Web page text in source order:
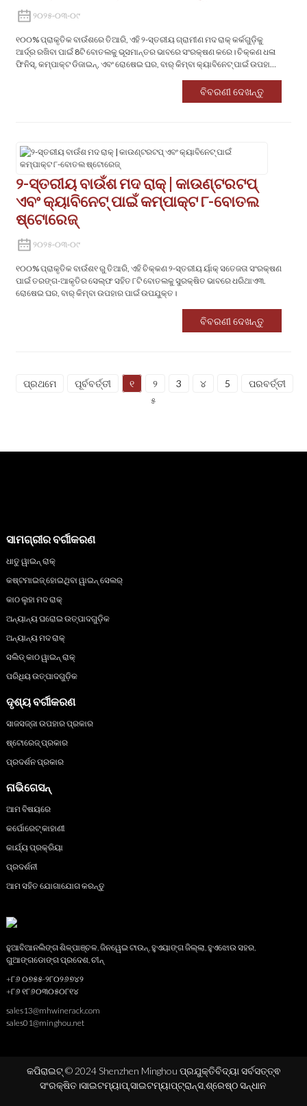
୨୦୨୫-୦୩-୦୯
୧୦୦% ପ୍ରାକୃତିକ ବାଉଁଶରେ ତିଆରି, ଏହି ୨-ସ୍ତରୀୟ ଗ୍ରାମୀଣ ମଦ ରାକ୍ କର୍କଗୁଡ଼ିକୁ
ଆର୍ଦ୍ର ରଖିବା ପାଇଁ 8ଟି ବୋତଲକୁ ଭୂସମାନ୍ତର ଭାବରେ ସଂରକ୍ଷଣ କରେ। ଚିକ୍କଣ ଧଳା
ଫିନିସ୍, କମ୍ପାକ୍ଟ ଡିଜାଇନ୍, ଏବଂ ରୋଷେଇ ଘର, ବାର୍ କିମ୍ବା କ୍ୟାବିନେଟ୍ ପାଇଁ ଉପହାର-
ବିବରଣୀ ଦେଖନ୍ତୁ
୨-ସ୍ତରୀୟ ବାଉଁଶ ମଦ ରାକ୍ | କାଉଣ୍ଟରଟପ୍
ଏବଂ କ୍ୟାବିନେଟ୍ ପାଇଁ କମ୍ପାକ୍ଟ ୮-ବୋତଲ
ଷ୍ଟୋରେଜ୍
୨୦୨୫-୦୩-୦୯
୧୦୦% ପ୍ରାକୃତିକ ବାଉଁଶ‌୧ ରୁ ତିଆରି, ଏହି ଚିକ୍କଣ ୨-ସ୍ତରୀୟ ର୍ୟାକ୍ ସତେଜତା ସଂରକ୍ଷଣ
ପାଇଁ ତରଙ୍ଗ-ଆକୃତିର ସେଲ୍ଫ ସହିତ ୮ଟି ବୋତଲକୁ ସୁରକ୍ଷିତ ଭାବରେ ଧରିଥାଏ‌୩.
ରୋଷେଇ ଘର, ବାର୍ କିମ୍ବା ଉପହାର ପାଇଁ ଉପଯୁକ୍ତ।
ବିବରଣୀ ଦେଖନ୍ତୁ
ପ୍ରଥମେ ପୂର୍ବବର୍ତ୍ତୀ ୧ ୨ 3 ୪ 5 ପରବର୍ତ୍ତୀ
୫
ସାମଗ୍ରୀର ବର୍ଗୀକରଣ
ଧାତୁ ୱାଇନ୍ ରାକ୍
କଷ୍ଟମାଇଜ୍ ହୋଇଥିବା ୱାଇନ୍ ସେଲର୍
କାଠ ଲୁହା ମଦ ରାକ୍
ଅନ୍ୟାନ୍ୟ ଘରୋଇ ଉତ୍ପାଦଗୁଡ଼ିକ
ଅନ୍ୟାନ୍ୟ ମଦ ରାକ୍
ସଲିଡ୍ କାଠ ୱାଇନ୍ ରାକ୍
ପରିଧିୟ ଉତ୍ପାଦଗୁଡ଼ିକ
ଦୃଶ୍ୟ ବର୍ଗୀକରଣ
ସାଜସଜ୍ଜା ଉପହାର ପ୍ରକାର
ଷ୍ଟୋରେଜ୍ ପ୍ରକାର
ପ୍ରଦର୍ଶନ ପ୍ରକାର
ନାଭିଗେସନ୍
ଆମ ବିଷୟରେ
କର୍ପୋରେଟ୍ କାହାଣୀ
କାର୍ଯ୍ୟ ପ୍ରକ୍ରିୟା
ପ୍ରଦର୍ଶନୀ
ଆମ ସହିତ ଯୋଗାଯୋଗ କରନ୍ତୁ
ହୁଆବିଆନଲିଙ୍ଗ ଶିଳ୍ପାଞ୍ଚଳ, ଜିନୱେଇ ଟାଉନ୍, ହୁଏୟାଙ୍ଗ ଜିଲ୍ଲା, ହୁଏଝୋଉ ସହର,
ଗୁଆଙ୍ଗଡୋଙ୍ଗ ପ୍ରଦେଶ, ଚୀନ୍
+୮୬ ୦୭୫୫-୨୮୦୨୬୭୪୨
+୮୬ ୧୮୬୦୩୦୫୦୮୧୪
sales13@mhwinerack.com
sales01@minghou.net
କପିରାଇଟ୍ © 2024 Shenzhen Minghou ପ୍ରଯୁକ୍ତିବିଦ୍ୟା ସର୍ବସତ୍ତ୍ଵ
ସଂରକ୍ଷିତ।ସାଇଟମ୍ୟାପ୍,ସାଇଟମ୍ୟାପ୍‍ଟ୍ରାନ୍ସ,ଶ୍ରେଷ୍ଠ ସନ୍ଧାନ